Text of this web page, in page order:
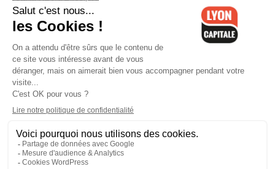
Contactez-nous-Mentions légales-CGV-Politique de
confidentialité-Gestion des cookies